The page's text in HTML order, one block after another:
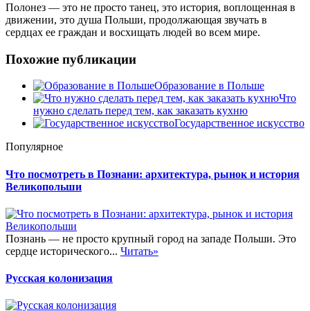
Полонез — это не просто танец, это история, воплощенная в
движении, это душа Польши, продолжающая звучать в
сердцах ее граждан и восхищать людей во всем мире.
Похожие публикации
Образование в Польше
Что
нужно сделать перед тем, как заказать кухню
Государственное искусство
Популярное
Что посмотреть в Познани: архитектура, рынок и история
Великопольши
Познань — не просто крупный город на западе Польши. Это
сердце исторического... Читать»
Русская колонизация